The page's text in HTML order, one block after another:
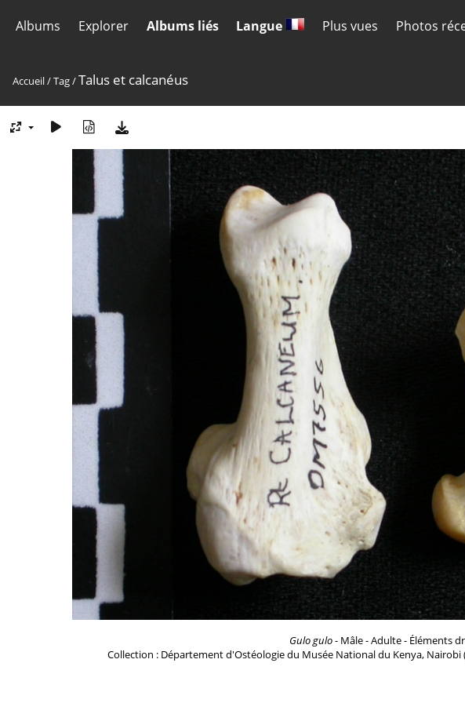
Albums Explorer Albums liés Langue Plus vues Photos
Accueil/Tag/Talus et calcanéus
Gulo gulo- Mâle - Adulte - Éléments
Collection : Département d'Ostéologie du Musée National du Kenya, Nairobi